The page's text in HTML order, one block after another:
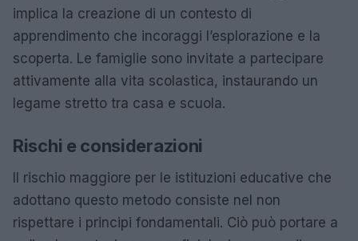
implica la creazione di un contesto di
apprendimento che incoraggi l’esplorazione e la
scoperta. Le famiglie sono invitate a partecipare
attivamente alla vita scolastica, instaurando un
legame stretto tra casa e scuola.
Rischi e considerazioni
Il rischio maggiore per le istituzioni educative che
adottano questo metodo consiste nel non
rispettare i principi fondamentali. Ciò può portare a